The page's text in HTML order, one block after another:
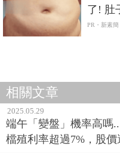
了! 肚
PR・新素簡
相關文章
2025.05.29
端午「變盤」機率高嗎
檔殖利率超過7%，股